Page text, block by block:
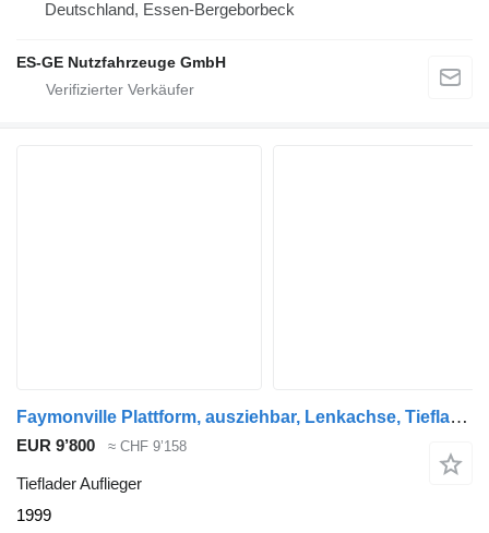
Deutschland, Essen-Bergeborbeck
ES-GE Nutzfahrzeuge GmbH
Faymonville Plattform, ausziehbar, Lenkachse, Tieflader, 15250mm lang
EUR 9’800 ≈ CHF 9’158
Tieflader Auflieger
1999